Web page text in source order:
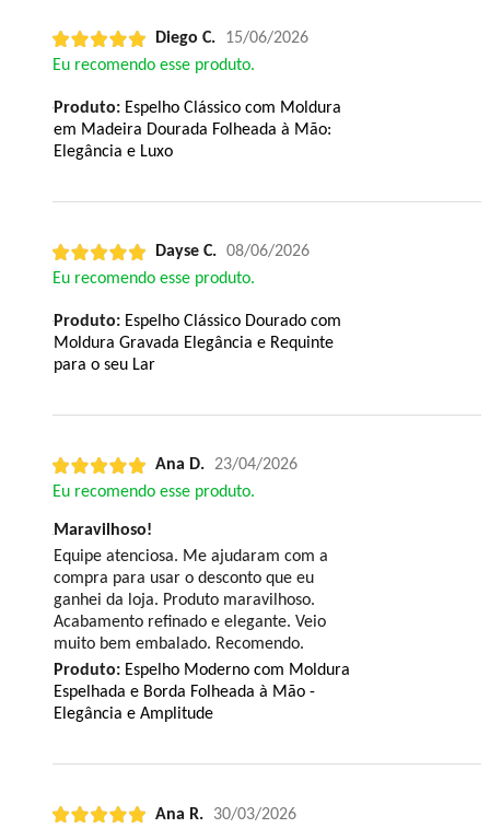
Diego C.
15/06/2026
Eu recomendo esse produto.
Produto: Espelho Clássico com Moldura
em Madeira Dourada Folheada à Mão:
Elegância e Luxo
Dayse C. 08/06/2026
Eu recomendo esse produto.
Produto: Espelho Clássico Dourado com
Moldura Gravada Elegância e Requinte
para o seu Lar
Ana D. 23/04/2026
Eu recomendo esse produto.
Maravilhoso!
Equipe atenciosa. Me ajudaram com a
compra para usar o desconto que eu
ganhei da loja. Produto maravilhoso.
Acabamento refinado e elegante. Veio
muito bem embalado. Recomendo.
Produto: Espelho Moderno com Moldura
Espelhada e Borda Folheada à Mão -
Elegância e Amplitude
Ana R.
30/03/2026